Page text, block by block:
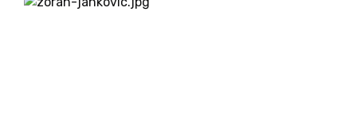
župana je za Odmeve med drugim dejal, da je za...